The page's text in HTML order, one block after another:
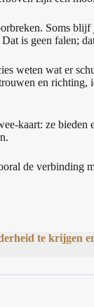
Soms
is geen falen;
weten wat er
en richting,
kaart: ze bieden
de verbinding
te krijgen